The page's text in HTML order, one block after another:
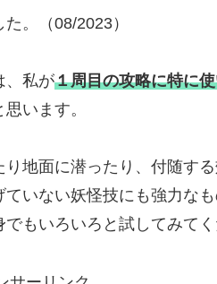
。（08/2023）
、私が１周目の攻略に特に
います。
地面に潜ったり、付随す
いない妖怪技にも強力な
もいろいろと試してみてく